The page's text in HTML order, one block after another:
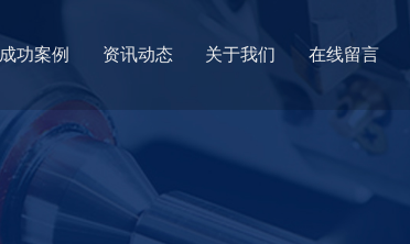
成功案例 资讯动态 关于我们 在线留言